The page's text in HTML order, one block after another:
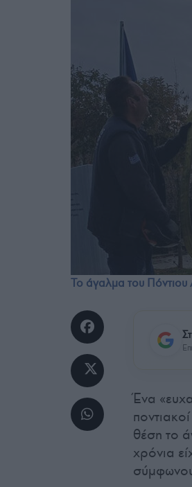
Το άγαλμα του Πόντιου
Ένα
θέση το
χρόνια